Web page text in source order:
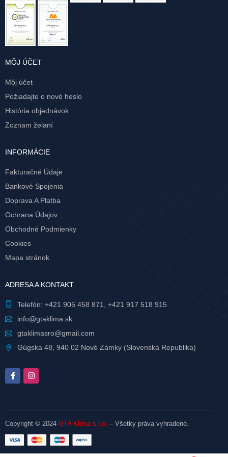
MÔJ ÚČET
Môj účet
Požiadajte o nové heslo
História objednávok
Zoznam želaní
INFORMÁCIE
Fakturačné Údaje
Bankové Spojenia
Doprava A Platba
Ochrana Údajov
Obchodné Podmienky
Cookies
Mapa stránok
ADRESA A KONTAKT
Telefón: +421 905 458 871
+421 917 518 915
info@gtaklima.sk
gtaklimasro@gmail.com
Gúgska 48, 940 02 Nové Zámky (Slovenská Republika)
Copyright © 2024 GTA Klíma s.r.o. – Všetky práva vyhradené.